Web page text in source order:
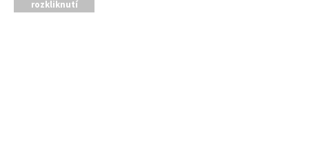
rozkliknutí